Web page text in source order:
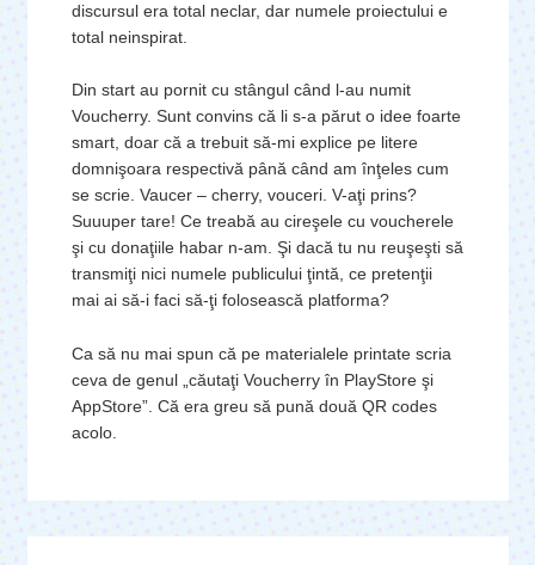
discursul era total neclar, dar numele proiectului e
total neinspirat.
Din start au pornit cu stângul când l-au numit
Voucherry. Sunt convins că li s-a părut o idee foarte
smart, doar că a trebuit să-mi explice pe litere
domnişoara respectivă până când am înţeles cum
se scrie. Vaucer – cherry, vouceri. V-aţi prins?
Suuuper tare! Ce treabă au cireşele cu voucherele
şi cu donaţiile habar n-am. Şi dacă tu nu reuşeşti să
transmiţi nici numele publicului ţintă, ce pretenţii
mai ai să-i faci să-ţi folosească platforma?
Ca să nu mai spun că pe materialele printate scria
ceva de genul „căutaţi Voucherry în PlayStore şi
AppStore”. Că era greu să pună două QR codes
acolo.